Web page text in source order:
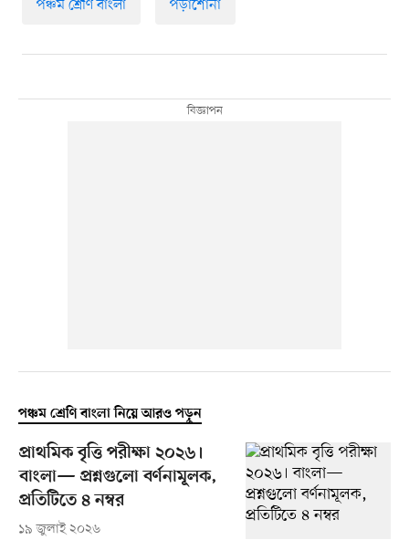
পঞ্চম শ্রেণি বাংলা পড়াশোনা
পঞ্চম শ্রেণি বাংলা নিয়ে আরও পড়ুন
প্রাথমিক বৃত্তি পরীক্ষা ২০২৬।
বাংলা— প্রশ্নগুলো বর্ণনামূলক,
প্রতিটিতে ৪ নম্বর
১৯ জুলাই ২০২৬